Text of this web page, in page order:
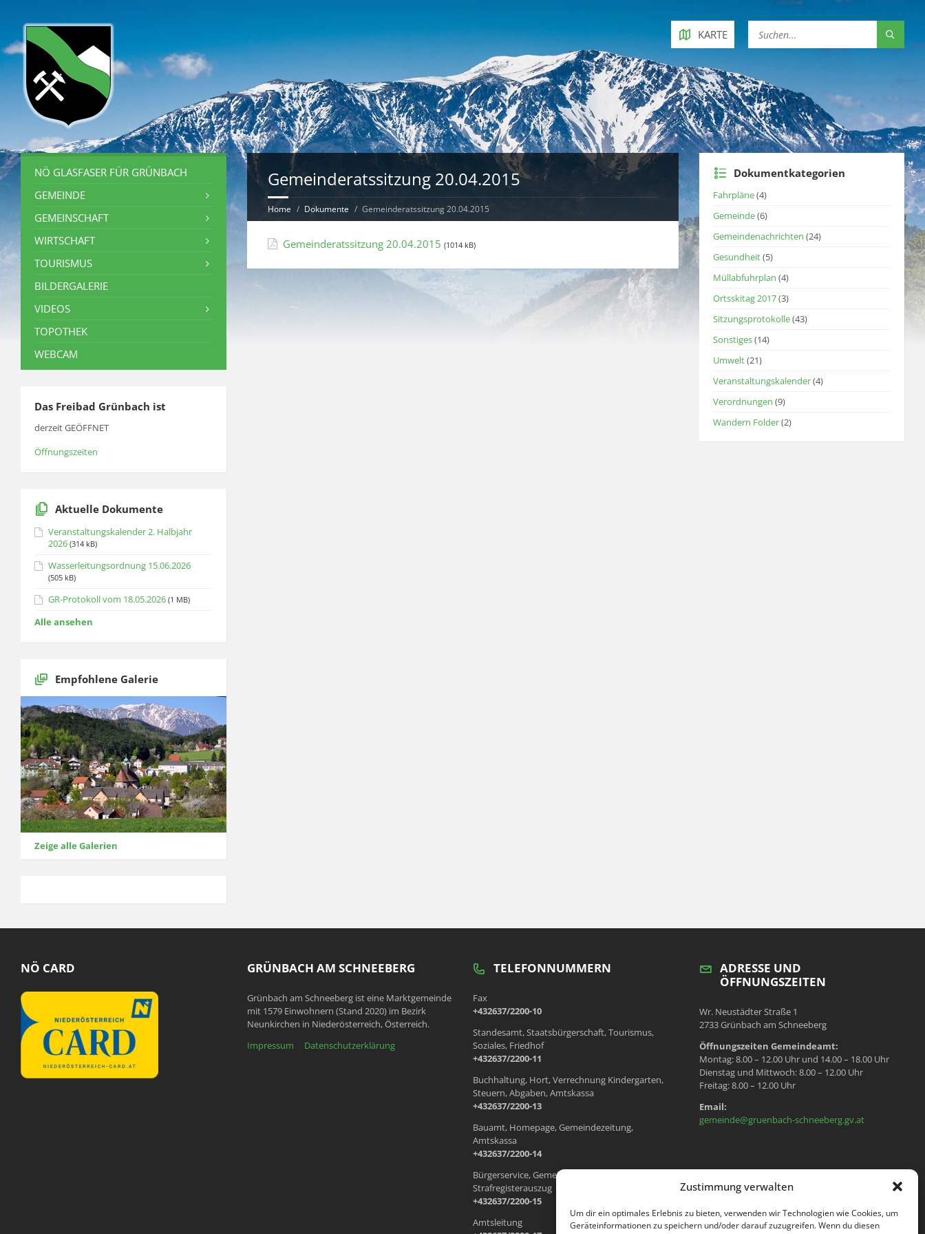
Zustimmung verwalten
Um dir ein optimales Erlebnis zu bieten, verwenden wir Technologien wie Cookies, um
Geräteinformationen zu speichern und/oder darauf zuzugreifen. Wenn du diesen
KARTE
Gemeinderatssitzung 20.04.2015
Home Dokumente Gemeinderatssitzung 20.04.2015
Gemeinderatssitzung 20.04.2015 (1014 kB)
NÖ GLASFASER FÜR GRÜNBACH
GEMEINDE
GEMEINSCHAFT
WIRTSCHAFT
TOURISMUS
BILDERGALERIE
VIDEOS
TOPOTHEK
WEBCAM
Das Freibad Grünbach ist
derzeit GEÖFFNET
Öffnungszeiten
Aktuelle Dokumente
Veranstaltungskalender 2. Halbjahr
2026 (314 kB)
Wasserleitungsordnung 15.06.2026
(505 kB)
GR-Protokoll vom 18.05.2026 (1 MB)
Alle ansehen
Empfohlene Galerie
Zeige alle Galerien
Dokumentkategorien
Fahrpläne(4)
Gemeinde(6)
Gemeindenachrichten (24)
Gesundheit(5)
Müllabfuhrplan (4)
Ortsskitag 2017(3)
Sitzungsprotokolle(43)
Sonstiges(14)
Umwelt(21)
Veranstaltungskalender(4)
Verordnungen (9)
Wandern Folder(2)
NÖ CARD GRÜNBACH AM SCHNEEBERG
Grünbach am Schneeberg ist eine Marktgemeinde
mit 1579 Einwohnern (Stand 2020) im Bezirk
Neunkirchen in Niederösterreich, Österreich.
Impressum
Datenschutzerklärung
TELEFONNUMMERN
Fax
+432637/2200-10
Standesamt, Staatsbürgerschaft, Tourismus,
Soziales, Friedhof
+432637/2200-11
Buchhaltung, Hort, Verrechnung Kindergarten,
Steuern, Abgaben, Amtskassa
+432637/2200-13
Bauamt, Homepage, Gemeindezeitung,
Amtskassa
+432637/2200-14
Bürgerservice, Gemeindewohnungen, Meldeamt,
Strafregisterauszug
+432637/2200-15
Amtsleitung
ADRESSE UND
ÖFFNUNGSZEITEN
Wr. Neustädter Straße 1
2733 Grünbach am Schneeberg
Öffnungszeiten Gemeindeamt:
Montag: 8.00 – 12.00 Uhr und 14.00 – 18.00 Uhr
Dienstag und Mittwoch: 8.00 – 12.00 Uhr
Freitag: 8.00 – 12.00 Uhr
Email:
gemeinde@gruenbach-schneeberg.gv.at